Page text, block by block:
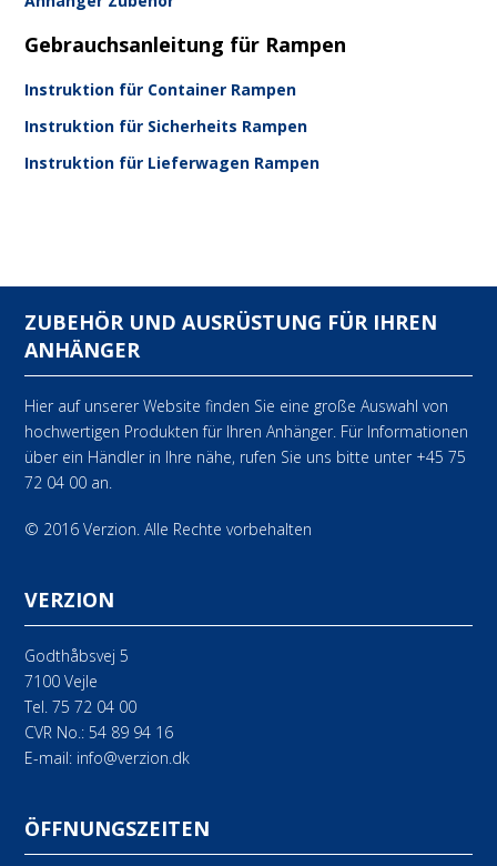
Gebrauchsanleitung für Rampen
Instruktion für Container Rampen
Instruktion für Sicherheits Rampen
Instruktion für Lieferwagen Rampen
ZUBEHÖR UND AUSRÜSTUNG FÜR IHREN
ANHÄNGER
Hier auf unserer Website finden Sie eine große Auswahl von
hochwertigen Produkten für Ihren Anhänger. Für Informationen
über ein Händler in Ihre nähe, rufen Sie uns bitte unter +45 75
72 04 00 an.
© 2016 Verzion. Alle Rechte vorbehalten
VERZION
Godthåbsvej 5
7100 Vejle
Tel.75 72 04 00
CVR No.: 54 89 94 16
E-mail: info@verzion.dk
ÖFFNUNGSZEITEN